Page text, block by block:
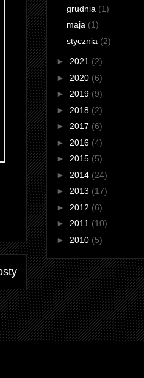
grudnia (1)
maja (1)
stycznia (2)
► 2021 (2)
► 2020 (6)
► 2019 (9)
► 2018 (2)
► 2017 (6)
► 2016 (4)
► 2015 (5)
► 2014 (24)
► 2013 (17)
► 2012 (6)
► 2011 (10)
► 2010 (5)